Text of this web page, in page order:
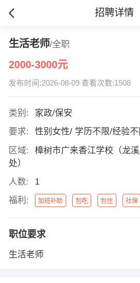
招聘详情
生活老师/全职
2000-3000元
发布时间:2026-08-09 查看次数:1508
类别:
家政/保安
要求:
性别女性/ 学历不限/经验
区域:
樟树市广来香江学校（龙
处）
人数:
1
福利:
加班补助 包吃 包住 社保
职位要求
生活老师